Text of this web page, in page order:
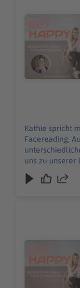
Audiotitel -
Kathie spricht
Facereading,
uns zu unserer
Audiotitel -